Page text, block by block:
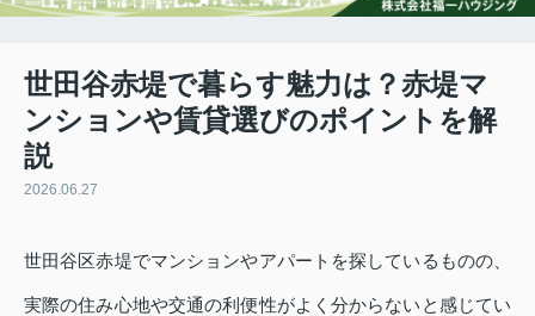
世田谷赤堤で暮らす魅力は？赤堤マ
ンションや賃貸選びのポイントを解
説
2026.06.27
世田谷区赤堤でマンションやアパートを探しているものの、
実際の住み心地や交通の利便性がよく分からないと感じてい